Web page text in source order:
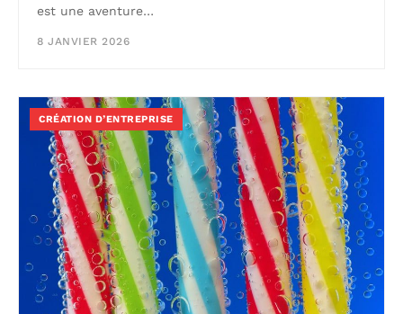
est une aventure…
8 JANVIER 2026
CRÉATION D’ENTREPRISE